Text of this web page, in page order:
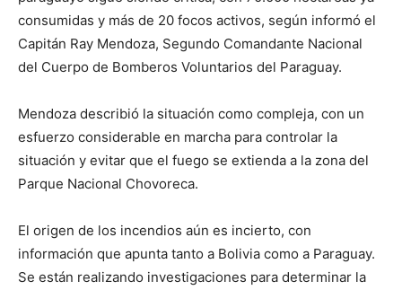
consumidas y más de 20 focos activos, según informó el
Capitán Ray Mendoza, Segundo Comandante Nacional
del Cuerpo de Bomberos Voluntarios del Paraguay.
Mendoza describió la situación como compleja, con un
esfuerzo considerable en marcha para controlar la
situación y evitar que el fuego se extienda a la zona del
Parque Nacional Chovoreca.
El origen de los incendios aún es incierto, con
información que apunta tanto a Bolivia como a Paraguay.
Se están realizando investigaciones para determinar la